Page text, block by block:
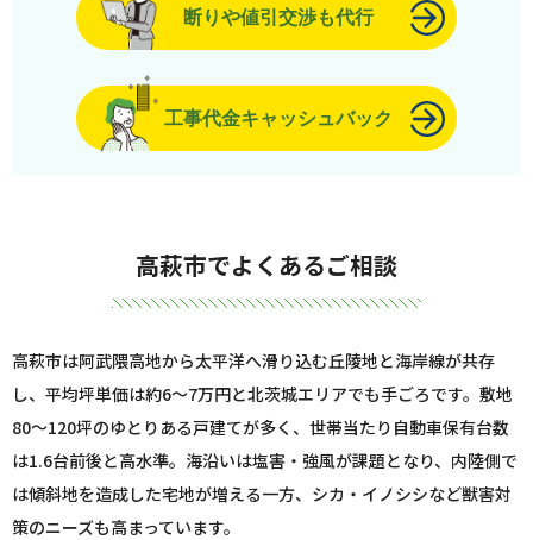
断りや値引交渉も代行
工事代金キャッシュバック
高萩市でよくあるご相談
高萩市は阿武隈高地から太平洋へ滑り込む丘陵地と海岸線が共存
し、平均坪単価は約6～7万円と北茨城エリアでも手ごろです。敷地
80〜120坪のゆとりある戸建てが多く、世帯当たり自動車保有台数
は1.6台前後と高水準。海沿いは塩害・強風が課題となり、内陸側で
は傾斜地を造成した宅地が増える一方、シカ・イノシシなど獣害対
策のニーズも高まっています。